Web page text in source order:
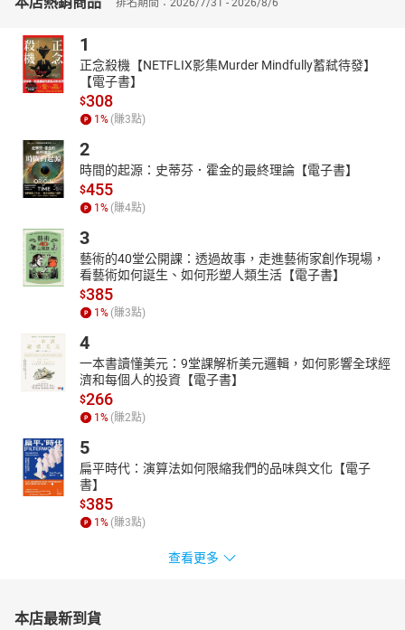
排名期間：2026/7/31 - 2026/8/6
1
正念殺機【NETFLIX影集Murder Mindfully蓄弒待發】
【電子書】
$308
1 % (賺3點)
2
時間的起源：史蒂芬．霍金的最終理論【電子書】
$455
1 % (賺4點)
3
藝術的40堂公開課：透過故事，走進藝術家創作現場，
看藝術如何誕生、如何形塑人類生活【電子書】
$385
1 % (賺3點)
4
一本書讀懂美元：9堂課解析美元邏輯，如何影響全球經
濟和每個人的投資【電子書】
$266
1 % (賺2點)
5
扁平時代：演算法如何限縮我們的品味與文化【電子
書】
$385
1 % (賺3點)
查看更多
本店最新到貨